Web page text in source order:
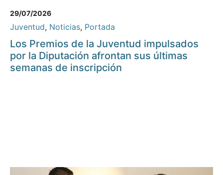
29/07/2026
Juventud, Noticias, Portada
Los Premios de la Juventud impulsados
por la Diputación afrontan sus últimas
semanas de inscripción